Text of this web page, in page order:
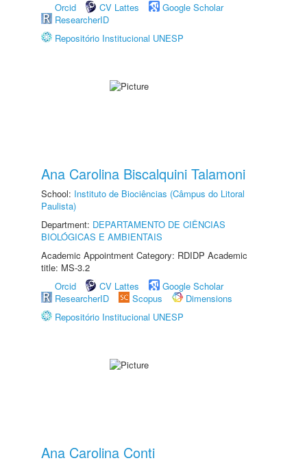
Orcid
CV Lattes
Google Scholar
ResearcherID
Repositório Institucional UNESP
Ana Carolina Biscalquini Talamoni
School: Instituto de Biociências (Câmpus do Litoral
Paulista)
Department: DEPARTAMENTO DE CIÊNCIAS
BIOLÓGICAS E AMBIENTAIS
Academic Appointment Category: RDIDP Academic
title: MS-3.2
Orcid
CV Lattes
Google Scholar
ResearcherID
Scopus
Dimensions
Repositório Institucional UNESP
Ana Carolina Conti